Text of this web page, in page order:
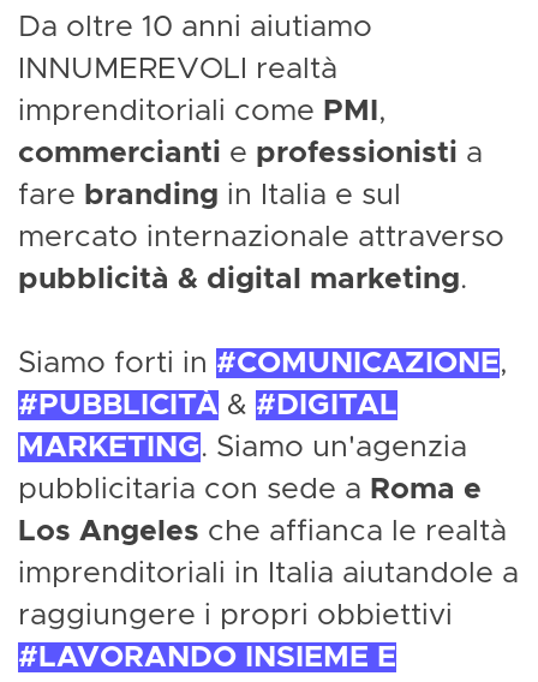
Da oltre 10 anni aiutiamo
INNUMEREVOLI realtà
imprenditoriali come PMI ,
commercianti e professionisti a
fare branding in Italia e sul
mercato internazionale attraverso
pubblicità & digital marketing.
Siamo forti in COMUNICAZIONE,
PUBBLICITÀ &
DIGITAL
MARKETING. Siamo un'agenzia
pubblicitaria con sede a Roma e
Los Angeles che affianca le realtà
imprenditoriali in Italia aiutandole a
raggiungere i propri obbiettivi
LAVORANDO INSIEME E